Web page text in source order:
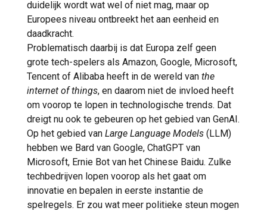
duidelijk wordt wat wel of niet mag, maar op
Europees niveau ontbreekt het aan eenheid en
daadkracht.
Problematisch daarbij is dat Europa zelf geen
grote tech-spelers als Amazon, Google, Microsoft,
Tencent of Alibaba heeft in de wereld van the
internet of things, en daarom niet de invloed heeft
om voorop te lopen in technologische trends. Dat
dreigt nu ook te gebeuren op het gebied van GenAI.
Op het gebied van Large Language Models (LLM)
hebben we Bard van Google, ChatGPT van
Microsoft, Ernie Bot van het Chinese Baidu. Zulke
techbedrijven lopen voorop als het gaat om
innovatie en bepalen in eerste instantie de
spelregels. Er zou wat meer politieke steun mogen